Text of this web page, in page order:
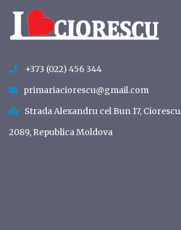
+373 (022) 456 344
primariaciorescu@gmail.com
Strada Alexandru cel Bun 17, Ciorescu
2089, Republica Moldova